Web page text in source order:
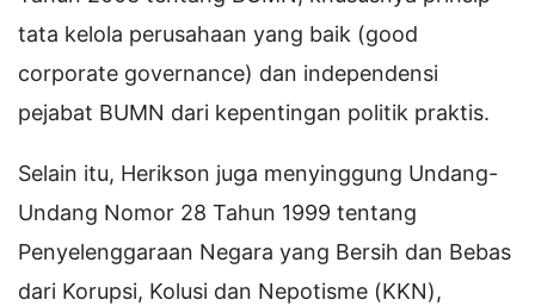
tata kelola perusahaan yang baik (good
corporate governance) dan independensi
pejabat BUMN dari kepentingan politik praktis.
Selain itu, Herikson juga menyinggung Undang-
Undang Nomor 28 Tahun 1999 tentang
Penyelenggaraan Negara yang Bersih dan Bebas
dari Korupsi, Kolusi dan Nepotisme (KKN),